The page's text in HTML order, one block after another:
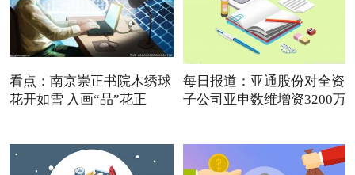
看点：南京崇正书院木绣球
花开如雪 入画“品”花正
每日报道：亚通股份对全资
子公司亚申数维增资3200万